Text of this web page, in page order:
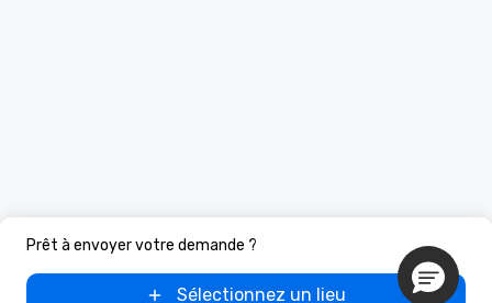
Prêt à envoyer votre demande ?
Sélectionnez un lieu